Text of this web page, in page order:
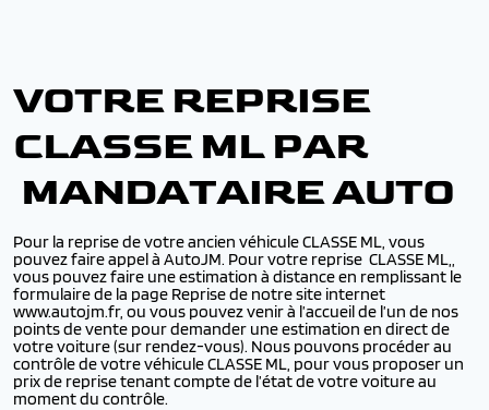
VOTRE REPRISE
CLASSE ML PAR
MANDATAIRE AUTO
Pour la reprise de votre ancien véhicule CLASSE ML, vous
pouvez faire appel à AutoJM. Pour votre reprise CLASSE ML,,
vous pouvez faire une estimation à distance en remplissant le
formulaire de la page Reprise de notre site internet
www.autojm.fr, ou vous pouvez venir à l’accueil de l’un de nos
points de vente pour demander une estimation en direct de
votre voiture (sur rendez-vous). Nous pouvons procéder au
contrôle de votre véhicule CLASSE ML, pour vous proposer un
prix de reprise tenant compte de l’état de votre voiture au
moment du contrôle.